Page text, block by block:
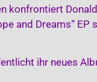
konfrontiert
and Dreams“ EP
ihr neues